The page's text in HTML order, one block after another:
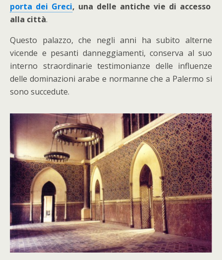
porta dei Greci, una delle antiche vie di accesso
alla città.
Questo palazzo, che negli anni ha subito alterne
vicende e pesanti danneggiamenti, conserva al suo
interno straordinarie testimonianze delle influenze
delle dominazioni arabe e normanne che a Palermo si
sono succedute.